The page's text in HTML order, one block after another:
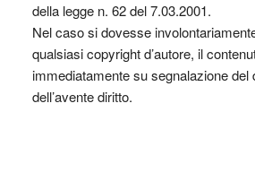
della legge n. 62 del 7.03.2001.
Nel caso si dovesse
qualsiasi copyright d’autore, il
immediatamente su segnalazione del
dell’avente diritto.